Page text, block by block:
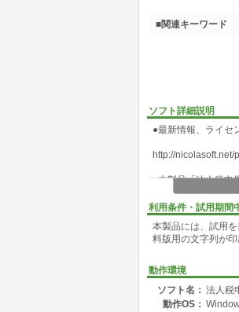
ソフト詳細説明
●最新情報、ライセ
http://
●本製品「法人税申
ウェアです。
●本製品は、決算書
ことにより、様々
(1) 1億円以下で青
●本製品は、試用
版用の文字列が印刷
利用条件・試用期間
本製品には、試用
料版用の文字列が印
動作環境
ソフト名： 法人税
動作OS：
■関連キーワード